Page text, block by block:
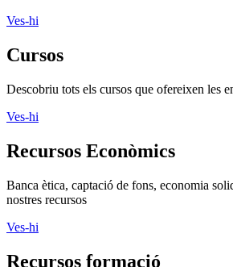
Ves-hi
Cursos
Descobriu tots els cursos que ofereixen les
Ves-hi
Recursos Econòmics
Banca ètica, captació de fons, economia
nostres recursos
Ves-hi
Recursos formació